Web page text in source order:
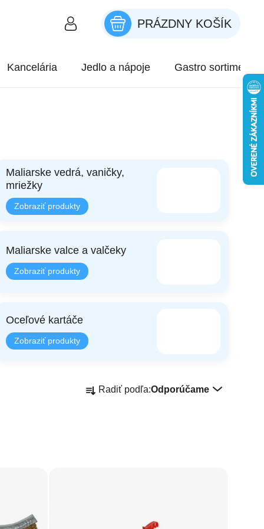
NÁKUPNÝ KOŠÍK
PRÁZDNY KOŠÍK
Kancelária Jedlo a nápoje Gastro sortiment
Maliarske vedrá, vaničky,
mriežky
Maliarske valce a valčeky
Oceľové kartáče
Radiť podľa:Odporúčame